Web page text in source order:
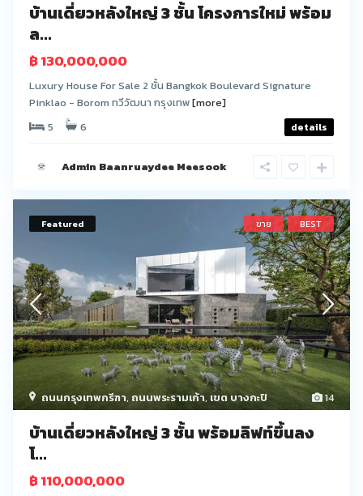
บ้านเดี่ยวหลังใหญ่ 3 ชั้น โครงการใหม่ พร้อม
ล...
฿ 130,000,000
Luxury House For Sale 2 ชั้น Bangkok Boulevard Signature
Pinklao - Borom ทวีวัฒนา กรุงเทพ[more]
5
6 details
Admin Baanruaydee Meesook
14
ถนนกรุงเทพกรีฑา, ถนนพระรามเก้า,เขต บางกะปิ
Featured ขาย BEST
บ้านเดี่ยวหลังใหญ่ 3 ชั้น พร้อมลิฟท์ขึ้นลง
โ...
฿ 110,000,000